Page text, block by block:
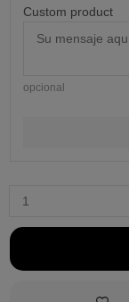
Custom product
opcional